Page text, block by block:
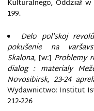
Kulturalnego, Oddział
199.
Delo pol’skoj
pokušenie na
Skalona, [w:] Problemy
dialog : materialy
Novosibirsk, 23-24
Wydawnictwo: Institut
212-226